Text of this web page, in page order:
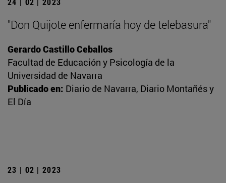
"Don Quijote enfermaría hoy de telebasura"
Gerardo Castillo Ceballos
Facultad de Educación y Psicología de la
Universidad de Navarra
Publicado en: Diario de Navarra, Diario Montañés y
El Día
23 | 02 | 2023